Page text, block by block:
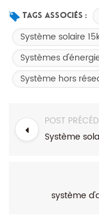
Tags Associés :
Système solaire
Systèmes
Système hors
POST
Système
système